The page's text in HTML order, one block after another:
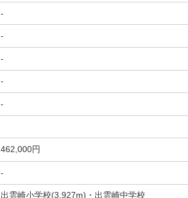
-
-
-
-
-
462,000円
-
出雲崎小学校(3,927m)・出雲崎中学校